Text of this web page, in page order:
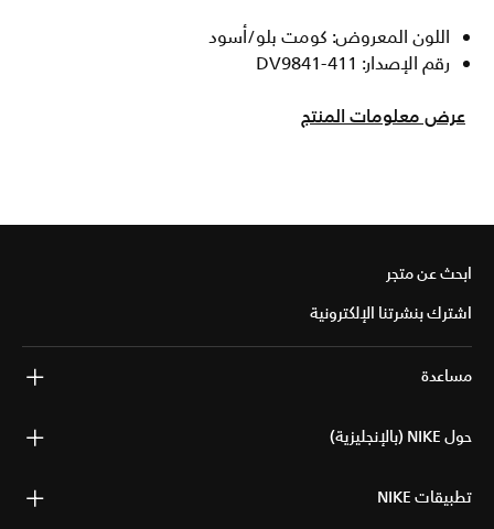
اللون المعروض: كومت بلو/أسود
رقم الإصدار: DV9841-411
عرض معلومات المنتج
ابحث عن متجر
اشترك بنشرتنا الإلكترونية
مساعدة
حول NIKE (بالإنجليزية)
تطبيقات NIKE